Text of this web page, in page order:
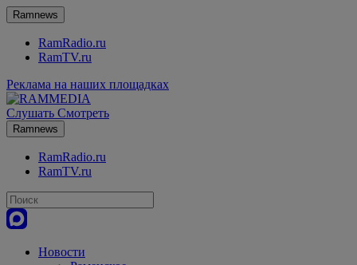
Ramnews
RamRadio.ru
RamTV.ru
Реклама на наших площадках
Слушать Смотреть
Ramnews
RamRadio.ru
RamTV.ru
Новости